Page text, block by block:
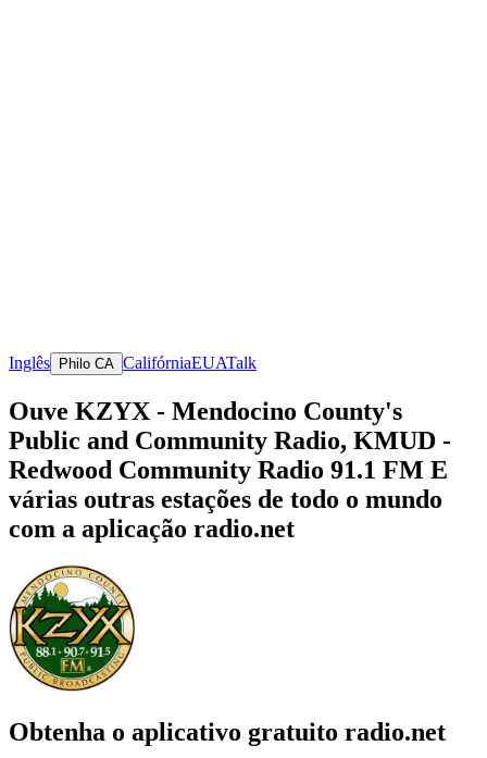
Inglês Philo CA CalifórniaEUATalk
Ouve KZYX - Mendocino County's
Public and Community Radio, KMUD -
Redwood Community Radio 91.1 FM E
várias outras estações de todo o mundo
com a aplicação radio.net
Obtenha o aplicativo gratuito radio.net